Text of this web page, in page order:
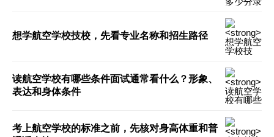
想学航空学校技校，先看专业名称和招生路径
读航空学校有哪些条件面试通常看什么？形象、
表达和身体条件
考上航空学校的标准之前，先核对身高体重和普